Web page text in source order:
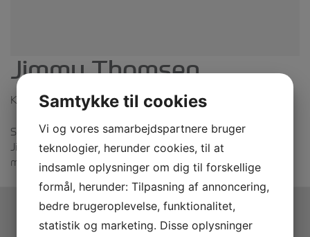
Jimmy Thomsen
Kok
Sagde du surdej!? Hjemmebagt brød er en hjertesag for
Jimmy. Glæd dig til at sætte tænderne i lækkert brød til
måltiderne. De øvrige retter har han også styr på! ;-)
Samtykke til cookies
Vi og vores samarbejdspartnere bruger
teknologier, herunder cookies, til at
indsamle oplysninger om dig til forskellige
formål, herunder: Tilpasning af annoncering,
bedre brugeroplevelse, funktionalitet,
statistik og marketing. Disse oplysninger